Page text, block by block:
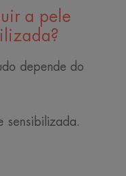
a pele
depende do
sensibilizada.